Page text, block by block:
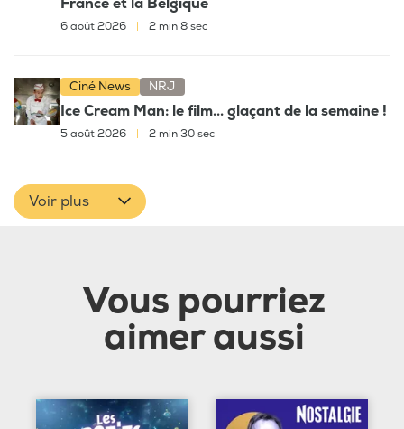
France et la Belgique
6 août 2026 2 min 8 sec
Ciné News NRJ
Ice Cream Man: le film... glaçant de la semaine !
5 août 2026 2 min 30 sec
Voir plus
Vous pourriez
aimer aussi